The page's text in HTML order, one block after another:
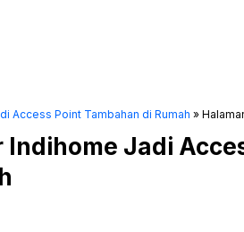
Access Point Tambahan di Rumah »
Indihome Jadi